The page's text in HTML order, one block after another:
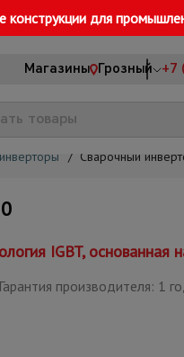
конструкции для
Магазины Грозный +7
/ Сварочный
IGBT,
Гарантия производителя: 1